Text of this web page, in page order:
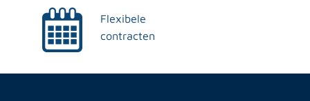
Flexibele
contracten